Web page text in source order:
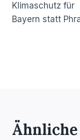
Klimaschutz für
Bayern statt